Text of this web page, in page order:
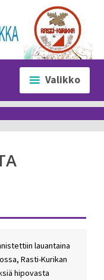
Valikko
lauantaina
Rasti-Kurikan
hipovasta